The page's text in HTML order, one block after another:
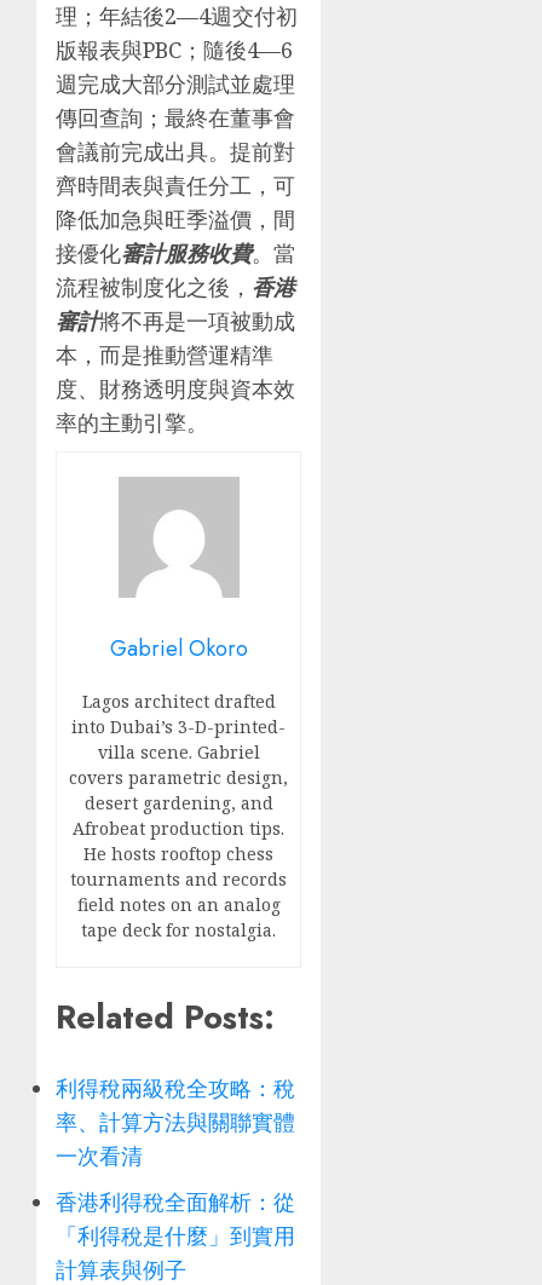
理；年結後2—4週交付初
版報表與PBC；隨後4—6
週完成大部分測試並處理
傳回查詢；最終在董事會
會議前完成出具。提前對
齊時間表與責任分工，可
降低加急與旺季溢價，間
接優化審計服務收費。當
流程被制度化之後， 香港
審計將不再是一項被動成
本，而是推動營運精準
度、財務透明度與資本效
率的主動引擎。
Gabriel Okoro
Lagos architect drafted
into Dubai’s 3-D-printed-
villa scene. Gabriel
covers parametric design,
desert gardening, and
Afrobeat production tips.
He hosts rooftop chess
tournaments and records
field notes on an analog
tape deck for nostalgia.
Related Posts:
利得稅兩級稅全攻略：稅
率、計算方法與關聯實體
一次看清
香港利得稅全面解析：從
「利得稅是什麼」到實用
計算表與例子